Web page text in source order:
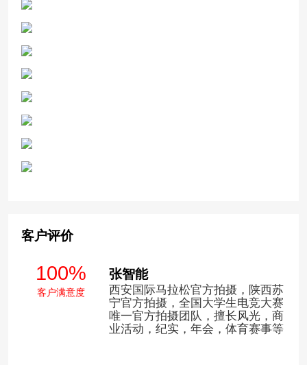
客户评价
100%
客户满意度
张智能
西安国际马拉松官方拍摄，陕西苏
宁官方拍摄，全国大学生电竞大赛
唯一官方拍摄团队，擅长风光，商
业活动，纪实，年会，体育赛事等